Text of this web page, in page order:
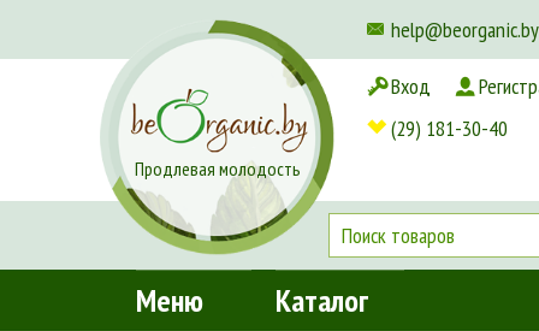
help@beorganic.by
Доставка и оплата
Продлевая молодость
Вход
(29) 181-30-40
Меню Каталог